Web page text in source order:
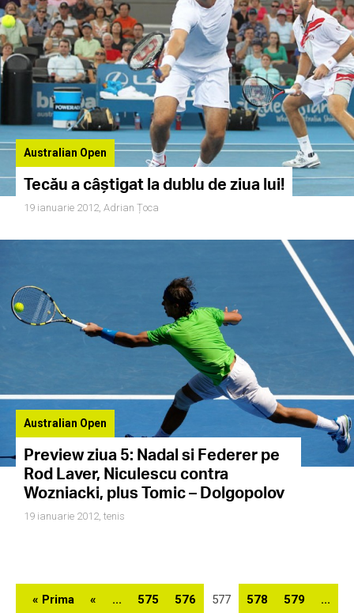
Australian Open
Tecău a câştigat la dublu de ziua lui!
19 ianuarie 2012, Adrian Țoca
Australian Open
Preview ziua 5: Nadal si Federer pe
Rod Laver, Niculescu contra
Wozniacki, plus Tomic – Dolgopolov
19 ianuarie 2012, tenis
« Prima « ... 575 576 577 578 579 ...